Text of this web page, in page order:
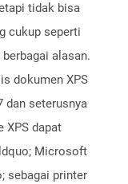
tidak bisa
cukup seperti
alasan.
dokumen XPS
dan seterusnya
XPS dapat
Microsoft
sebagai printer